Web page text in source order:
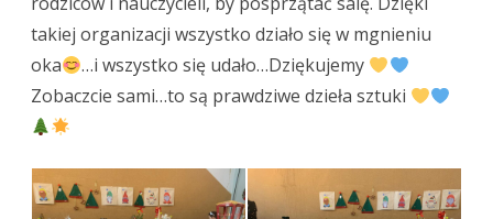
takiej organizacji wszystko działo się w mgnieniu
oka
…i wszystko się udało…Dziękujemy
Zobaczcie sami…to są prawdziwe dzieła sztuki